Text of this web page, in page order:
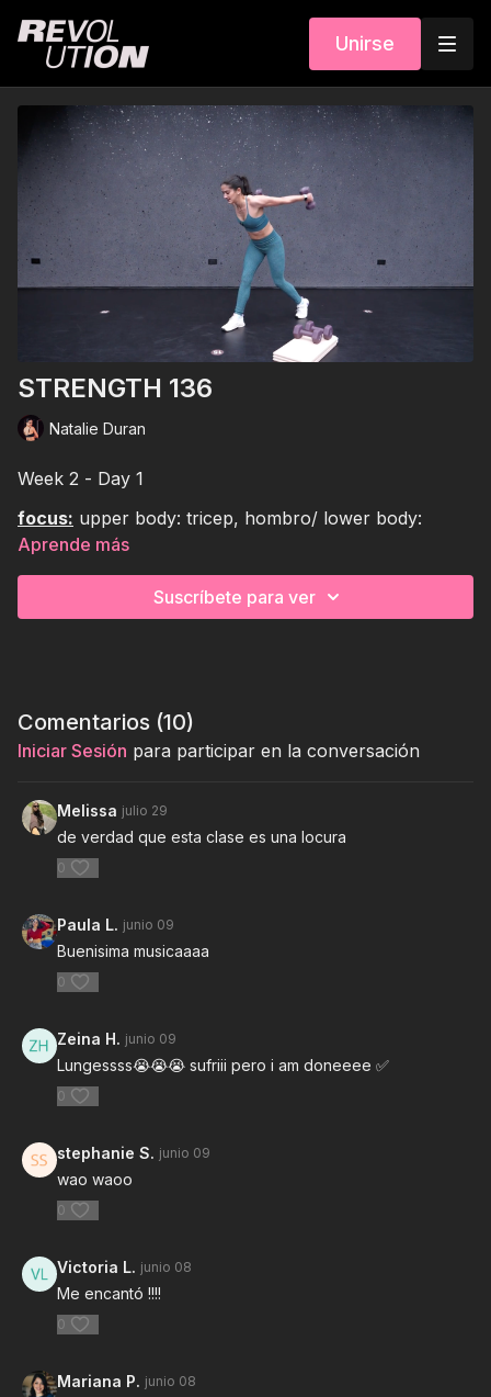
Unirse
STRENGTH 136
Natalie Duran
Week 2 - Day 1
focus: upper body: tricep, hombro/ lower body:
quads
⏰
Aprende más
Suscríbete para ver
Comentarios (10)
Iniciar Sesión para participar en la conversación
Melissa julio 29
de verdad que esta clase es una locura
0
Paula L. junio 09
Buenisima musicaaaa
0
Zeina H. junio 09
Lungessss😭😭😭 sufriii pero i am doneeee ✅
0
stephanie S. junio 09
wao waoo
0
Victoria L. junio 08
Me encantó !!!!
0
Mariana P. junio 08